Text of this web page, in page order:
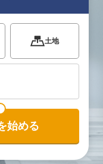
土地
始める